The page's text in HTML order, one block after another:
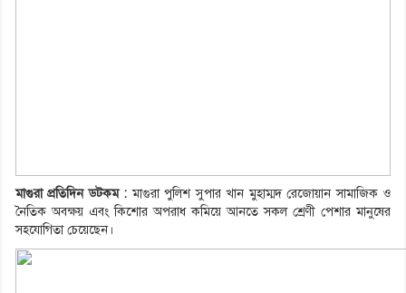
মাগুরা প্রতিদিন ডটকম : মাগুরা পুলিশ সুপার খান মুহাম্মদ রেজোয়ান সামাজিক ও
নৈতিক অবক্ষয় এবং কিশোর অপরাধ কমিয়ে আনতে সকল শ্রেণী পেশার মানুষের
সহযোগিতা চেয়েছেন।